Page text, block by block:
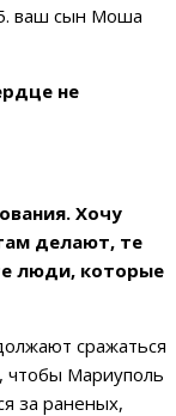
ваш сын Моша
не
Хочу
делают, те
люди, которые
сражаться
чтобы Мариуполь
за раненых,